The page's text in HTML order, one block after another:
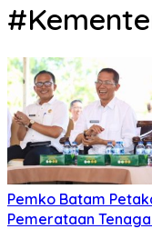
Pemko Batam
Pemerataan